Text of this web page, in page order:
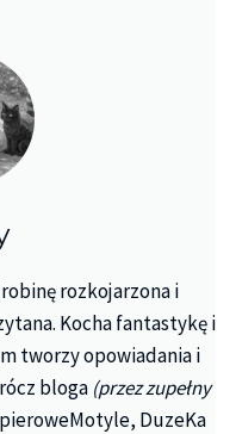
rozkojarzona i
Kocha fantastykę i
tworzy opowiadania i
bloga (przez zupełny
DuzeKa